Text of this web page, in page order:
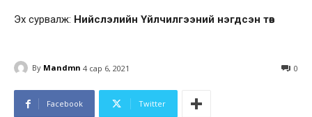
Эх сурвалж: Нийслэлийн Үйлчилгээний нэгдсэн төв
By Mandmn 4 сар 6, 2021 0
Facebook Twitter